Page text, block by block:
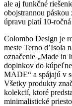
ale aj funkčné
obojstrannou
úpravu platí 10-
Colombo Design je
meste Terno d’Isola
označenie „Made in
doplnkov do
MADE“ a spájajú v
Všetky produkty
kolekcií, ktoré
minimalistické